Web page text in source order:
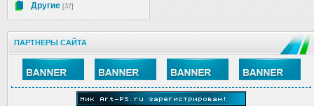
Другие [37]
ПАРТНЕРЫ САЙТА